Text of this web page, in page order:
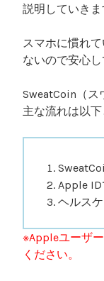
説明していきま
スマホに慣れ
ないので安心し
SweatCoin（ス
主な流れは以下
Apple
ヘルス
※Appleユーザ
ください。